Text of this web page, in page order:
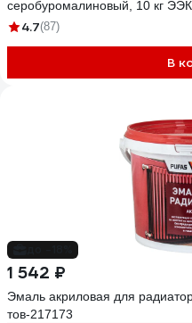
серобуромалиновый, 10 кг
4.7(87)
В
1 542 ₽
Эмаль акриловая для
тов-217173